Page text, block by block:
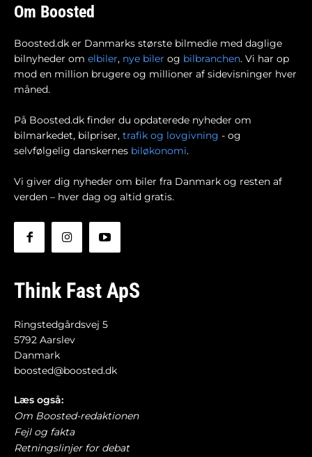
Om Boosted
Boosted.dk er Danmarks største bilmedie med daglige
bilnyheder om elbiler, nye biler og bilbranchen. Vi har op
mod en million brugere og millioner af sidevisninger hver
måned.
På Boosted.dk finder du opdaterede nyheder om
bilmarkedet, bilpriser, trafik og lovgivning - og
selvfølgelig danskernes biløkonomi.
Vi giver dig nyheder om biler fra Danmark og resten af
verden – hver dag og altid gratis.
Think Fast ApS
Ringstedgårdsvej 5
5792 Aarslev
Danmark
boosted@boosted.dk
Læs også:
Om Boosted-redaktionen
Fejl og fakta
Retningslinjer for debat